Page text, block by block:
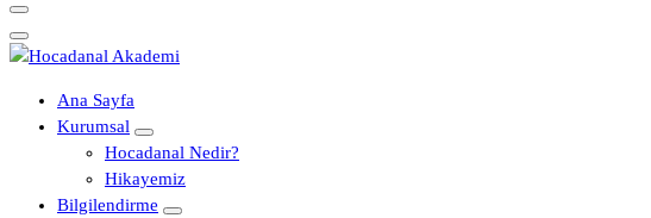
Yeni Nesil KPSS Eğitim Kurumu
Ana Sayfa
Kurumsal
Hocadanal Nedir?
Hikayemiz
Bilgilendirme